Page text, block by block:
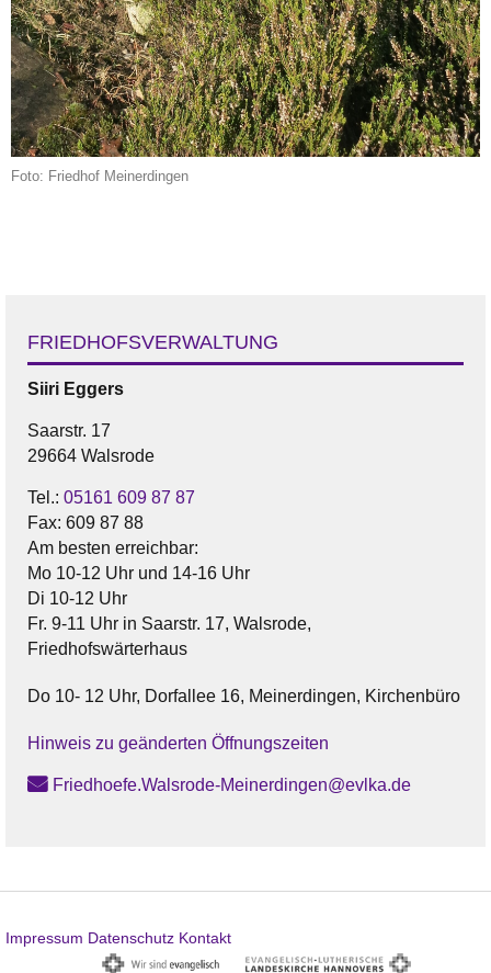
Foto: Friedhof Meinerdingen
FRIEDHOFSVERWALTUNG
Siiri Eggers
Saarstr. 17
29664 Walsrode
Tel.: 05161 609 87 87
Fax: 609 87 88
Am besten erreichbar:
Mo 10-12 Uhr und 14-16 Uhr
Di 10-12 Uhr
Fr. 9-11 Uhr in Saarstr. 17, Walsrode,
Friedhofswärterhaus
Do 10- 12 Uhr, Dorfallee 16, Meinerdingen, Kirchenbüro
Hinweis zu geänderten Öffnungszeiten
Friedhoefe.Walsrode-Meinerdingen@evlka.de
Impressum Datenschutz Kontakt